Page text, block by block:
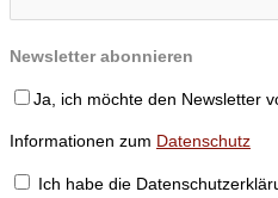
Newsletter abonnieren
Ja, ich möchte den Newsletter
Informationen zum Datenschutz
Ich habe die